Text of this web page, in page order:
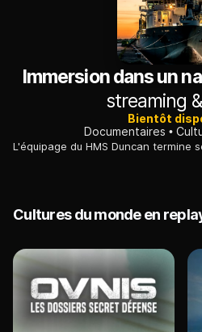
Immersion dans un
streaming
Bientôt
Documentaires
Cultures du monde en